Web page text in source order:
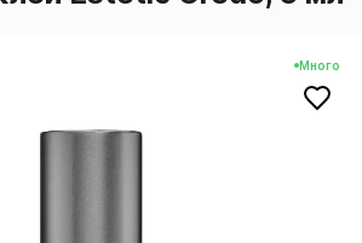
Много